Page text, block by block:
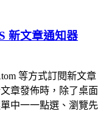
新文章通知器
等方式訂閱新文章
章發佈時，除了桌面
中一一點選、瀏覽先